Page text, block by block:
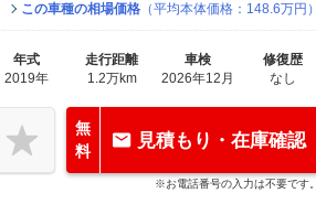
この車種の相場価格 （平均本体価格：148.6万円）
年式
2019年
走行距離
1.2万km
車検
2026年12月
修復歴
なし
無
料
見積もり・在庫確認
※お電話番号の入力は不要です。